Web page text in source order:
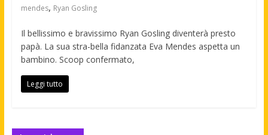
mendes, Ryan Gosling
Il bellissimo e bravissimo Ryan Gosling diventerà presto
papà. La sua stra-bella fidanzata Eva Mendes aspetta un
bambino. Scoop confermato,
Leggi tutto